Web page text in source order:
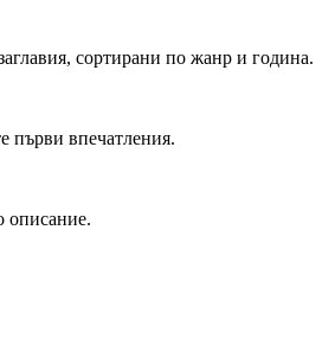
сортирани по жанр и година.
първи впечатления.
описание.